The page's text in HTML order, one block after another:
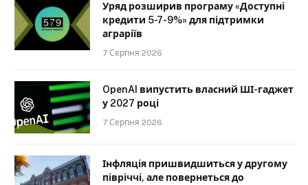
Уряд розширив програму «Доступні
кредити 5-7-9%» для підтримки
аграріїв
7 Серпня 2026
OpenAI випустить власний ШІ-гаджет
у 2027 році
7 Серпня 2026
Інфляція пришвидшиться у другому
півріччі, але повернеться до